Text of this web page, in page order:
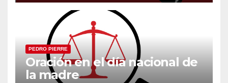
PEDRO PIERRE
Oración en el día nacional de
la madre